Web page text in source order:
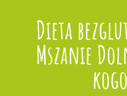
Dieta
Mszanie